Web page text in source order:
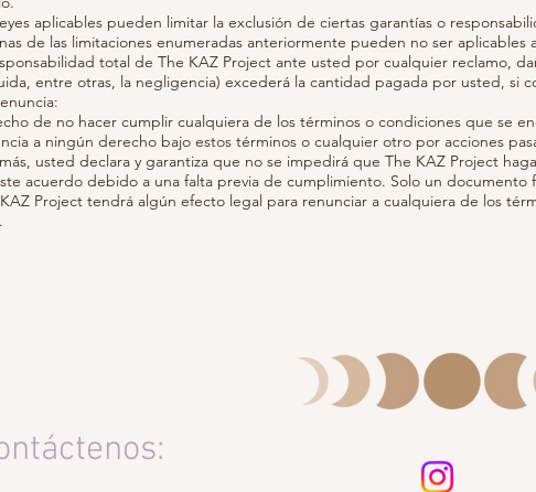
aplicables pueden limitar la exclusión de ciertas garantías o
de las limitaciones enumeradas anteriormente pueden no ser aplicables
total de The KAZ Project ante usted por cualquier reclamo,
entre otras, la negligencia) excederá la cantidad pagada por usted, si
de no hacer cumplir cualquiera de los términos o condiciones que se
a ningún derecho bajo estos términos o cualquier otro por acciones
usted declara y garantiza que no se impedirá que The KAZ Project
acuerdo debido a una falta previa de cumplimiento. Solo un
Project tendrá algún efecto legal para renunciar a cualquiera de los